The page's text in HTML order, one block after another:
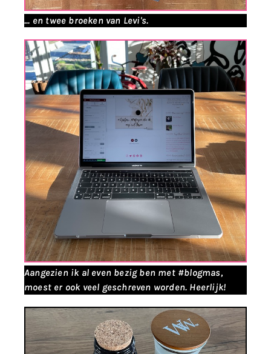
... en twee broeken van Levi's.
Aangezien ik al even bezig ben met #blogmas,
moest er ook veel geschreven worden. Heerlijk!